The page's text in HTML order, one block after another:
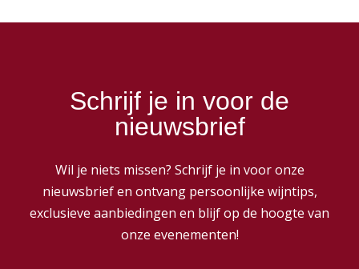
Schrijf je in voor de
nieuwsbrief
Wil je niets missen? Schrijf je in voor onze
nieuwsbrief en ontvang persoonlijke wijntips,
exclusieve aanbiedingen en blijf op de hoogte van
onze evenementen!